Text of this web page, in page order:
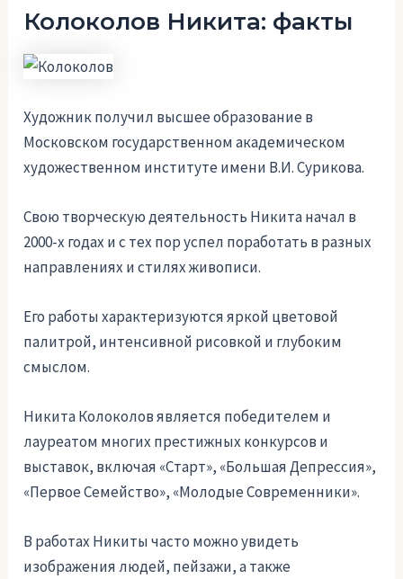
Колоколов Никита: факты
Художник получил высшее образование в
Московском государственном академическом
художественном институте имени В.И. Сурикова.
Свою творческую деятельность Никита начал в
2000-х годах и с тех пор успел поработать в разных
направлениях и стилях живописи.
Его работы характеризуются яркой цветовой
палитрой, интенсивной рисовкой и глубоким
смыслом.
Никита Колоколов является победителем и
лауреатом многих престижных конкурсов и
выставок, включая «Старт», «Большая Депрессия»,
«Первое Семейство», «Молодые Современники».
В работах Никиты часто можно увидеть
изображения людей, пейзажи, а также